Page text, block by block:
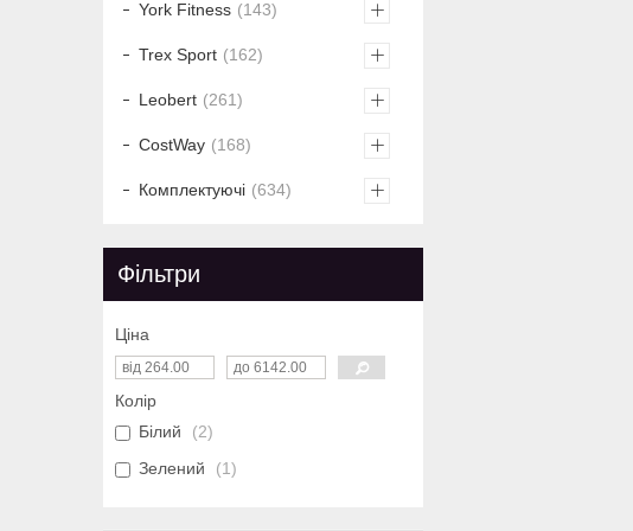
York Fitness 143
Trex Sport 162
Leobert 261
CostWay 168
Комплектуючі 634
Фільтри
Ціна
Колір
Білий
2
Зелений
1